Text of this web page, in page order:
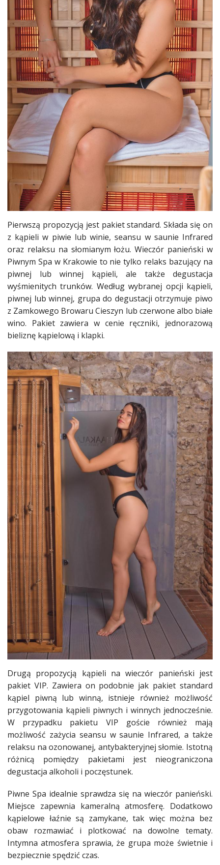
Pierwszą propozycją jest pakiet standard. Składa się on
z kąpieli w piwie lub winie, seansu w saunie Infrared
oraz relaksu na słomianym łożu. Wieczór panieński w
Piwnym Spa w Krakowie to nie tylko relaks bazujący na
piwnej lub winnej kąpieli, ale także degustacja
wyśmienitych trunków. Według wybranej opcji kąpieli,
piwnej lub winnej, grupa do degustacji otrzymuje piwo
z Zamkowego Browaru Cieszyn lub czerwone albo białe
wino. Pakiet zawiera w cenie ręczniki, jednorazową
bieliznę kąpielową i klapki.
Drugą propozycją kąpieli na wieczór panieński jest
pakiet VIP. Zawiera on podobnie jak pakiet standard
kąpiel piwną lub winną, istnieje również możliwość
przygotowania kąpieli piwnych i winnych jednocześnie.
W przypadku pakietu VIP goście również mają
możliwość zażycia seansu w saunie Infrared, a także
relaksu na ozonowanej, antybakteryjnej słomie. Istotną
różnicą pomiędzy pakietami jest nieograniczona
degustacja alkoholi i poczęstunek.
Piwne Spa idealnie sprawdza się na wieczór panieński.
Miejsce zapewnia kameralną atmosferę. Dodatkowo
kąpielowe łaźnie są zamykane, tak więc można bez
obaw rozmawiać i plotkować na dowolne tematy.
Intymna atmosfera sprawia, że grupa może świetnie i
bezpiecznie spędzić czas.